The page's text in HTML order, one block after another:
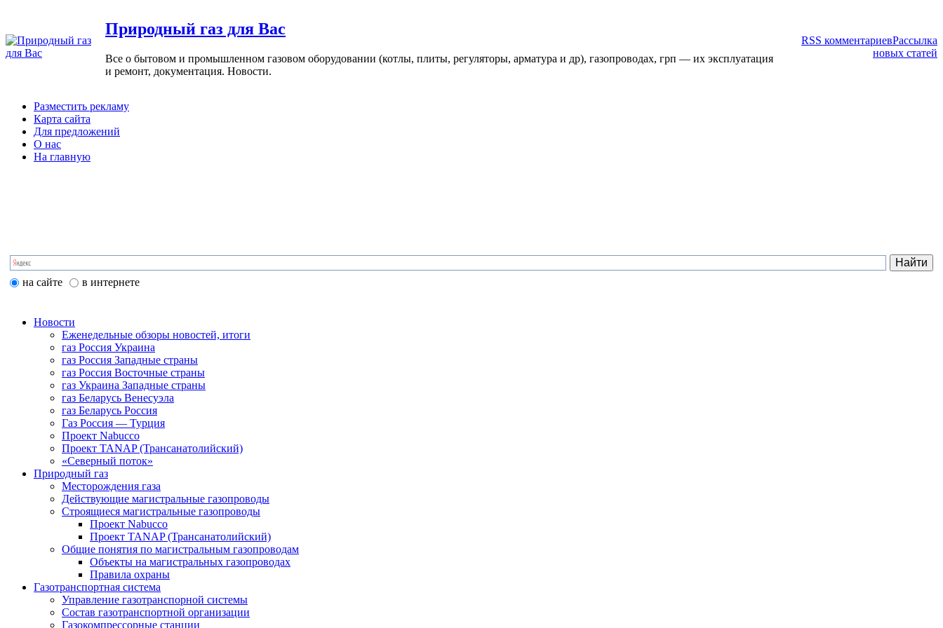
Природный газ для Вас
Все о бытовом и промышленном газовом оборудовании (котлы, плиты, регуляторы, арматура и др), газопроводах, грп — их эксплуатация
и ремонт, документация. Новости.
RSS комментариевРассылка
новых статей
Разместить рекламу
Карта сайта
Для предложений
О нас
На главную
на сайте в интернете
Новости
Еженедельные обзоры новостей, итоги
газ Россия Украина
газ Россия Западные страны
газ Россия Восточные страны
газ Украина Западные страны
газ Беларусь Венесуэла
газ Беларусь Россия
Газ Россия — Турция
Проект Nabucco
Проект TANAP (Трансанатолийский)
«Северный поток»
Природный газ
Месторождения газа
Действующие магистральные газопроводы
Строящиеся магистральные газопроводы
Проект Nabucco
Проект TANAP (Трансанатолийский)
Общие понятия по магистральным газопроводам
Объекты на магистральных газопроводах
Правила охраны
Газотранспортная система
Управление газотранспорной системы
Состав газотранспортной организации
Газокомпрессорные станции